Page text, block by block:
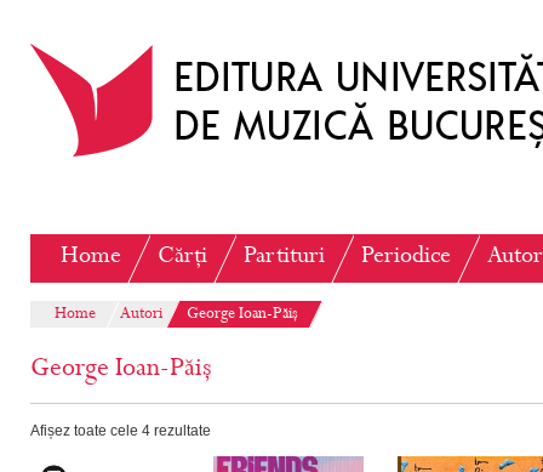
Home Cărți Partituri Periodice
Home Autori George Ioan-Păiș
George Ioan-Păiș
Afișez toate cele 4 rezultate